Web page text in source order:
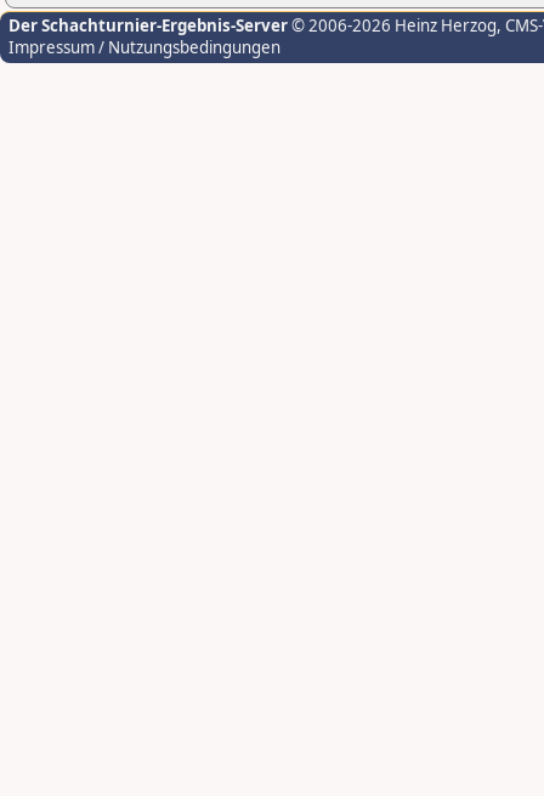
Der Schachturnier-Ergebnis-Server© 2006-2026 Heinz Herzog,
Impressum / Nutzungsbedingungen